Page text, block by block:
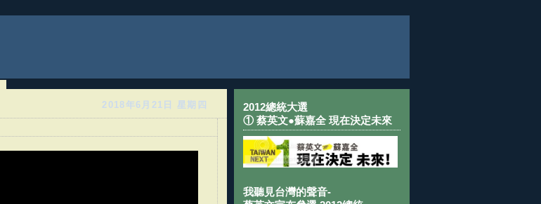
2018年6月21日 星期四
2012總統大選
① 蔡英文●蘇嘉全 現在決定未來
我聽見台灣的聲音-